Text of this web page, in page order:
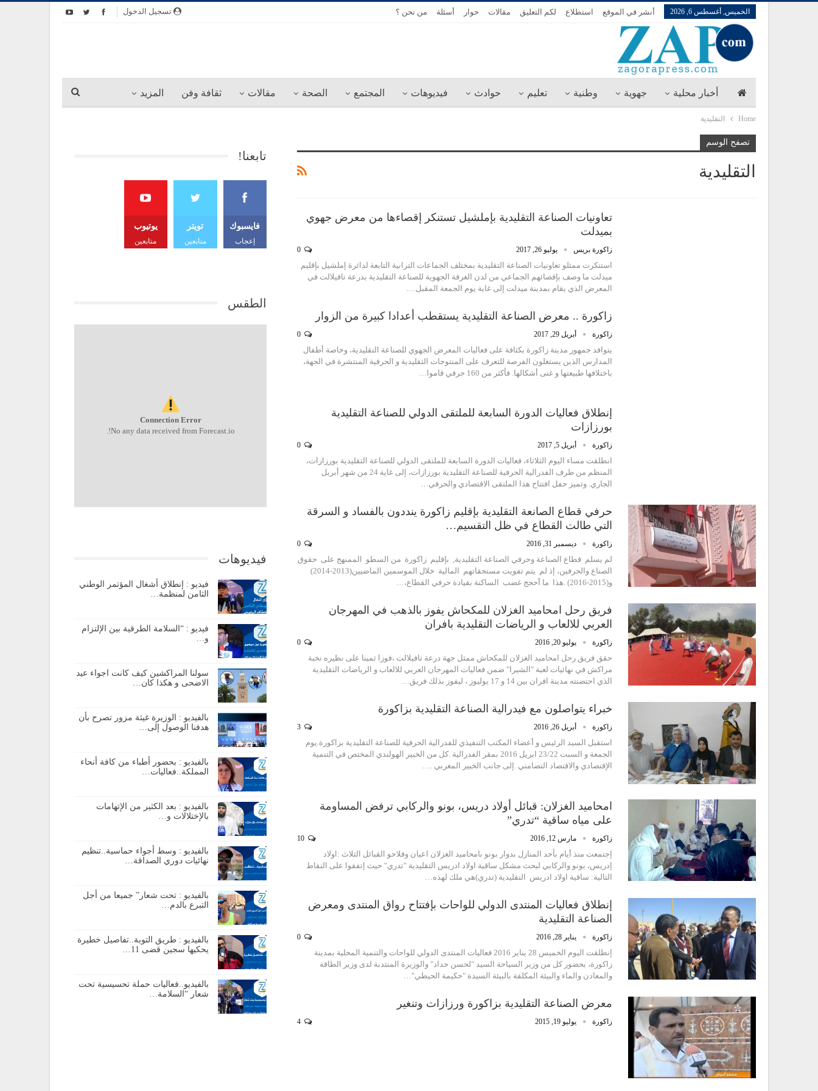
تسجيل الدخول الخميس, أغسطس 6, 2026 أنشر في الموقع استطلاع لكم التعليق مقالات حوار أسئلة من نحن ؟
أخبار محلية جهوية وطنية تعليم حوادث فيديوهات المجتمع الصحة مقالات ثقافة وفن المزيد
Home التقليدية
تصفح الوسم
التقليدية
تعاونيات الصناعة التقليدية بإملشيل تستنكر إقصاءها من معرض جهوي
بميدلت
زاكورة بريس يوليو 26, 2017
استنكرت ممثلو تعاونيات الصناعة التقليدية بمختلف الجماعات الترابية التابعة لدائرة إملشيل بإقليم
ميدلت ما وصف بإقصائهم الجماعي من لدن الغرفة الجهوية للصناعة التقليدية بدرعة تافيلالت في
المعرض الذي يقام بمدينة ميدلت إلى غاية يوم الجمعة المقبل.…
زاكورة .. معرض الصناعة التقليدية يستقطب أعدادا كبيرة من الزوار
زاكورة أبريل 29, 2017
يتوافد جمهور مدينة زاكورة بكثافة على فعاليات المعرض الجهوي للصناعة التقليدية، وخاصة أطفال
المدارس الذين يستغلون الفرصة للتعرف على المنتوجات التقليدية و الحرفية المنتشرة في الجهة،
باختلافها طبيعتها و غنى أشكالها. فأكثر من 160 حرفي قاموا…
إنطلاق فعاليات الدورة السابعة للملتقى الدولي للصناعة التقليدية
بورزازات
زاكورة أبريل 5, 2017
انطلقت مساء اليوم الثلاثاء، فعاليات الدورة السابعة للملتقى الدولي للصناعة التقليدية بورزازات،
المنظم من طرف الفدرالية الحرفية للصناعة التقليدية بورزازات، إلى غاية 24 من شهر أبريل
الجاري. وتميز حفل افتتاح هذا الملتقى الاقتصادي والحرفي…
حرفي قطاع الصانعة التقليدية بإقليم زاكورة ينددون بالفساد و السرقة
التي طالت القطاع في ظل التقسيم…
زاكورة ديسمبر 31, 2016
لم يسلم قطاع الصناعة وحرفي الصناعة التقليدية, بإقليم زاكورة من السطو الممنهج على حقوق
الصناع والحرفين، إذ لم يتم تفويت مستحقاتهم المالية خلال الموسمين الماضيين(2013-2014)
و(2015-2016) .هذا ما أحجج غضب الساكنة بقيادة حرفي القطاع،…
فريق رحل امحاميد الغزلان للمكحاش يفوز بالذهب في المهرجان
العربي للالعاب و الرياضات التقليدية بافران
زاكورة يوليو 20, 2016
حقق فريق رحل امحاميد الغزلان للمكحاش ممثل جهة درعة تافيلالت ،فوزا ثمينا على نظيره نخبة
مراكش في نهائيات لعبة "الشيرا" ضمن فعاليات المهرجان العربي للالعاب و الرياضات التقليدية
الذي احتضنته مدينة افران بين 14 و 17 يوليوز ، ليفوز بذلك فريق…
خبراء يتواصلون مع فيدرالية الصناعة التقليدية بزاكورة
زاكورة أبريل 26, 2016
استقبل السيد الرئيس و أعضاء المكتب التنفيذي للفدرالية الحرفية للصناعة التقليدية بزاكورة.يوم
الجمعة و السبت 23/22 ابريل 2016 بمقر الفدرالية .كل من الخبير الهولندي المختص في التنمية
الإقتصادي والاقتصاد التضامني .إلى جانب الخبير المغربي .…
امحاميد الغزلان: قبائل أولاد دريس، بونو والركابي ترفض المساومة
على مياه ساقية “تدري”
زاكورة مارس 12, 2016
إجتمعت منذ أيام بأحد المنازل بدوار بونو بامحاميد الغزلان اعيان وفلاحو القبائل الثلاث :اولاد
إدريس، بونو والركابي لبحث مشكل ساقية اولاد ادريس التقليدية "تدري" حيث إتفقوا على النقاط
التالية: ساقية اولاد ادريس التقليدية (تدري)هي ملك لهذه…
إنطلاق فعاليات المنتدى الدولي للواحات بإفتتاح رواق المنتدى ومعرض
الصناعة التقليدية
زاكورة يناير 28, 2016
إنطلقت اليوم الخميس 28 يناير 2016 فعاليات المنتدى الدولي للواحات والتنمية المحلية بمدينة
زاكورة، بحضور كل من وزير السياحة السيد "لحسن حداد" والوزيرة المنتدبة لدى وزير الطاقة
والمعادن والماء والبيئة المكلفة بالبيئة السيدة "حكيمة الحيطي"…
معرض الصناعة التقليدية بزاكورة ورزازات وتنغير
زاكورة يوليو 19, 2015
تابعنا!
فايسبوك
إعجاب
تويتر
متابعين
يوتيوب
متابعين
الطقس
Connection Error
No any data received from Forecast.io!.
فيديوهات
فيديو : إنطلاق أشغال المؤتمر الوطني
الثامن لمنظمة…
فيديو : “السلامة الطرقية بين الإلتزام
و…
سولنا المراكشين كيف كانت اجواء عيد
الاضحى و هكذا كان…
بالفيديو : الوزيرة غيثة مزور تصرح بأن
هدفنا الوصول إلى…
بالفيديو : بحضور أطباء من كافة أنحاء
المملكة..فعاليات…
بالفيديو : بعد الكثير من الإتهامات
بالإختلالات و…
بالفيديو : وسط أجواء حماسية..تنظيم
نهائيات دوري الصداقة…
بالفيديو : تحت شعار” جميعا من أجل
التبرع بالدم…
بالفيديو : طريق التوبة..تفاصيل خطيرة
يحكيها سجين قضى 11…
بالفيديو..فعاليات حملة تحسيسية تحت
شعار “السلامة…